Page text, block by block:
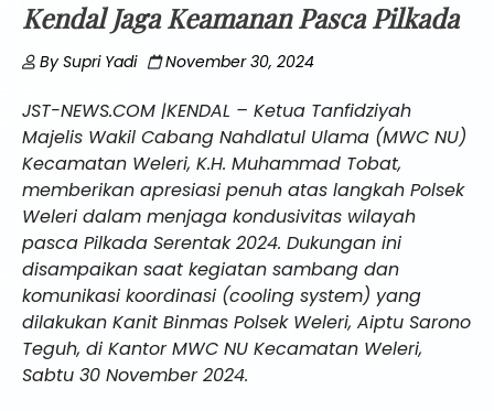
Kendal Jaga Keamanan Pasca Pilkada
BySupri Yadi November 30, 2024
JST-NEWS.COM |KENDAL – Ketua Tanfidziyah
Majelis Wakil Cabang Nahdlatul Ulama (MWC NU)
Kecamatan Weleri, K.H. Muhammad Tobat,
memberikan apresiasi penuh atas langkah Polsek
Weleri dalam menjaga kondusivitas wilayah
pasca Pilkada Serentak 2024. Dukungan ini
disampaikan saat kegiatan sambang dan
komunikasi koordinasi (cooling system) yang
dilakukan Kanit Binmas Polsek Weleri, Aiptu Sarono
Teguh, di Kantor MWC NU Kecamatan Weleri,
Sabtu 30 November 2024.